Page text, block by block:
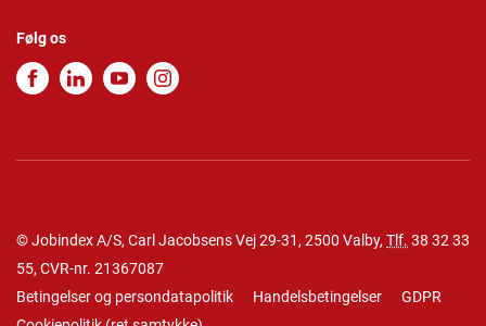
Følg os
© Jobindex A/S, Carl Jacobsens Vej 29-31, 2500 Valby, Tlf. 38 32 33
55, CVR-nr. 21367087
Betingelser og persondatapolitik
Handelsbetingelser
GDPR